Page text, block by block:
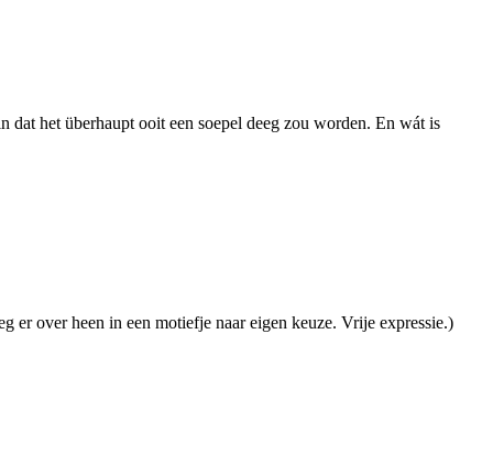
dat het überhaupt ooit een soepel deeg zou worden. En wát is
er over heen in een motiefje naar eigen keuze. Vrije expressie.)